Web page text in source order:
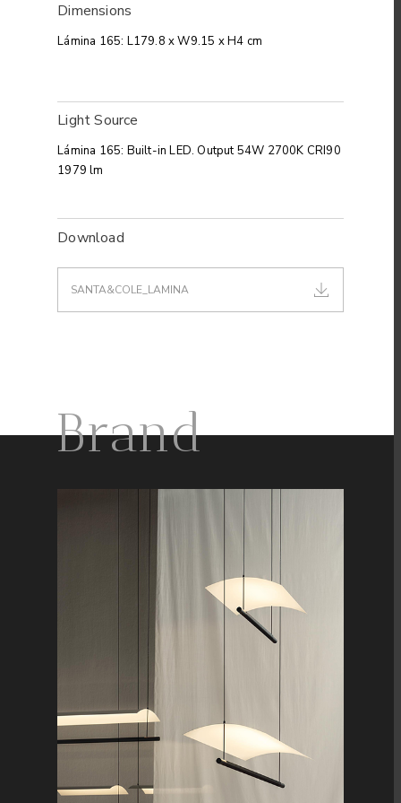
Dimensions
Lámina 165: L179.8 x W9.15 x H4 cm
Light Source
Lámina 165: Built-in LED. Output 54W 2700K CRI90
1979 lm
Download
SANTA&COLE_LAMINA
Brand